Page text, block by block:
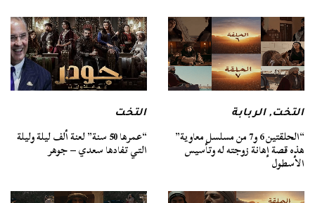
التخت,الربابة
“الحلقتين 6 و7 من مسلسل معاوية”
هذه قصة إهانة زوجته له وتأسيس
الأسطول
التخت
“عمرها 50 سنة” لعنة ألف ليلة وليلة
التي تفادها سعدي – جوهر